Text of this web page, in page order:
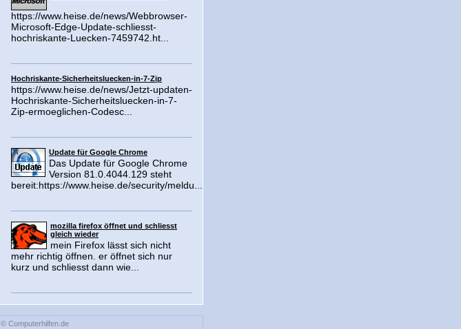
https://www.heise.de/news/Webbrowser-
Microsoft-Edge-Update-schliesst-
hochriskante-Luecken-7459742.ht...
Hochriskante-Sicherheitsluecken-in-7-Zip
https://www.heise.de/news/Jetzt-updaten-
Hochriskante-Sicherheitsluecken-in-7-
Zip-ermoeglichen-Codesc...
Update für Google Chrome
Das Update für Google Chrome
Version 81.0.4044.129 steht
bereit:https://www.heise.de/security/meldu...
mozilla firefox öffnet und schliesst
gleich wieder
mein Firefox lässt sich nicht
mehr richtig öffnen. er öffnet sich nur
kurz und schliesst dann wie...
© Computerhilfen.de